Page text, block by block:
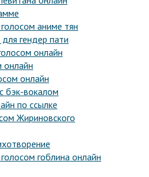
аниме тян
гендер пати
онлайн
онлайн
онлайн
бэк-вокалом
по ссылке
Жириновского
гоблина онлайн